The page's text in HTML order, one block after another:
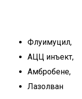
Флуимуцил,
АЦЦ инъект,
Амбробене,
Лазолван